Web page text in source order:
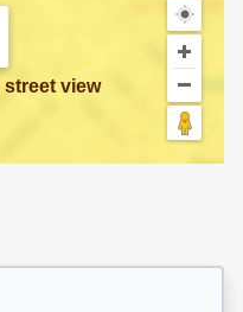
street view